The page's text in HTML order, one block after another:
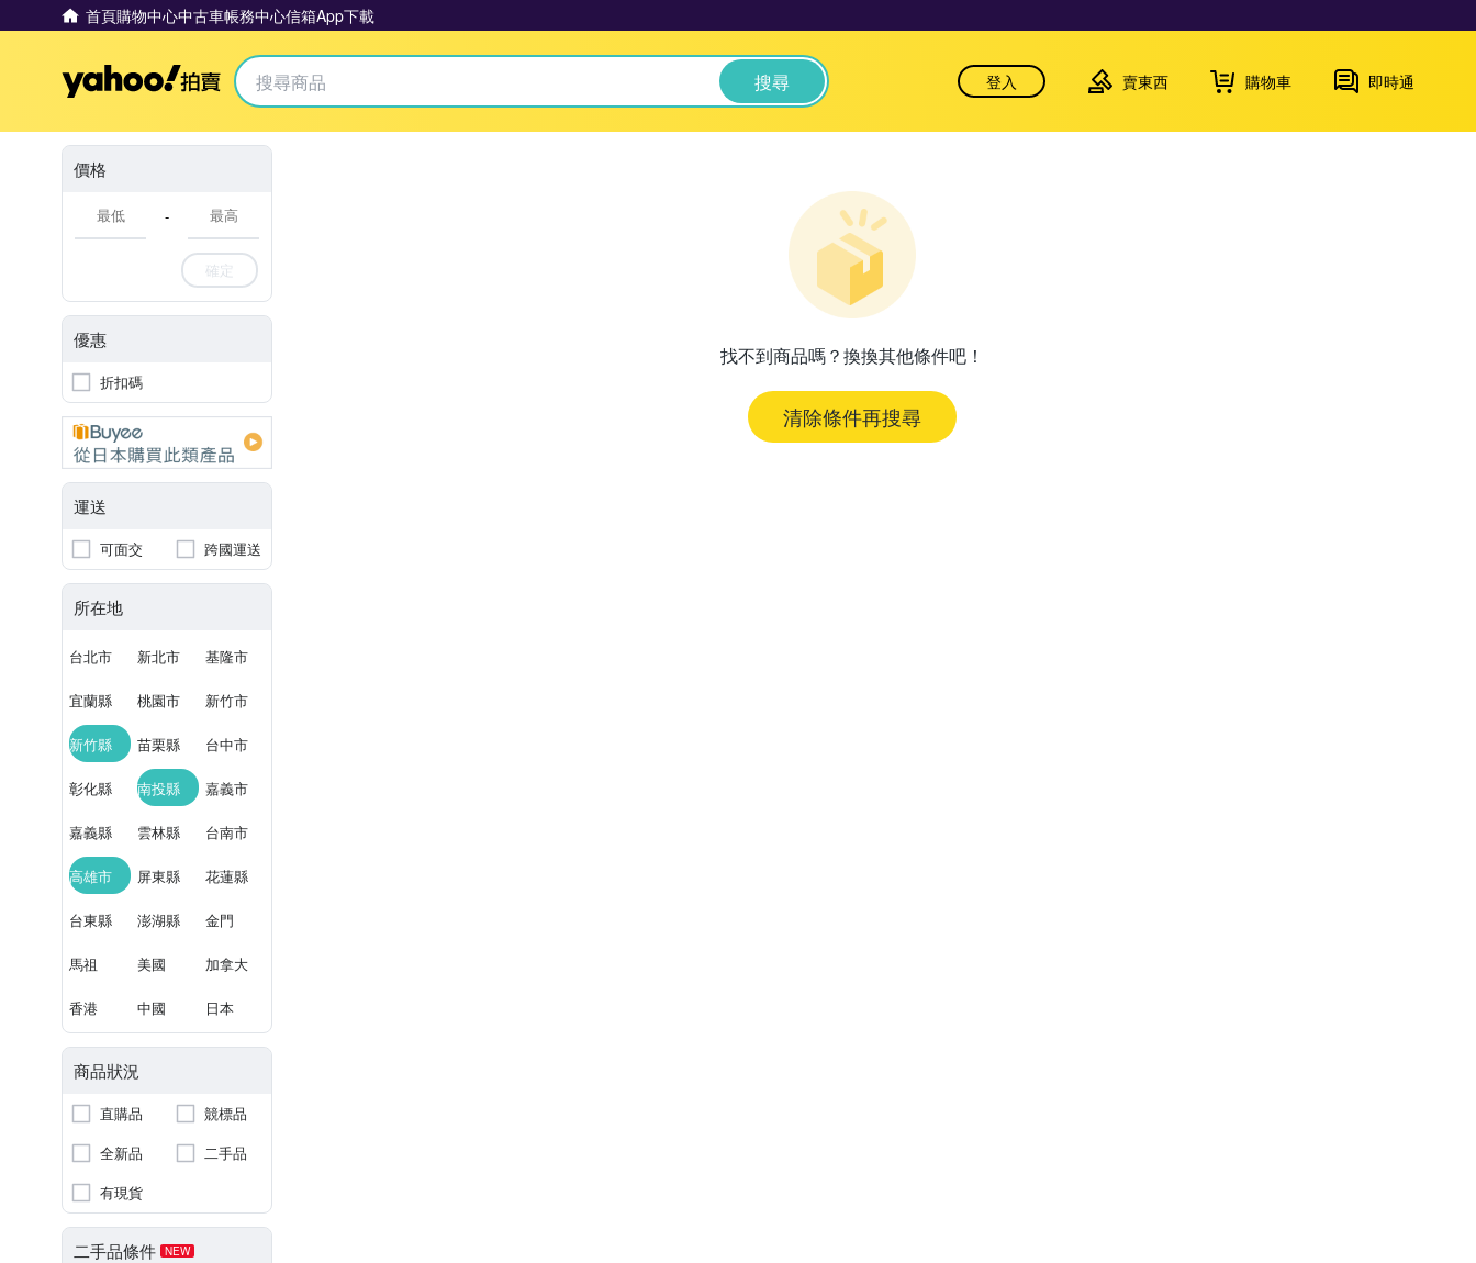
首頁購物中心中古車帳務中心信箱App下載
Yahoo拍賣 搜尋 登入 賣東西 購物車 即時通
價格
-
確定
優惠
折扣碼
運送
可面交 跨國運送
所在地
台北市 新北市 基隆市
宜蘭縣 桃園市 新竹市
新竹縣 苗栗縣 台中市
彰化縣 南投縣 嘉義市
嘉義縣 雲林縣 台南市
高雄市 屏東縣 花蓮縣
台東縣 澎湖縣 金門
馬祖 美國 加拿大
香港 中國 日本
商品狀況
直購品
競標品
全新品
二手品
有現貨
二手品條件 NEW
找不到商品嗎？換換其他條件吧！
清除條件再搜尋